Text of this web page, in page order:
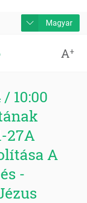
Magyar
A+
10:00
27A
A
-